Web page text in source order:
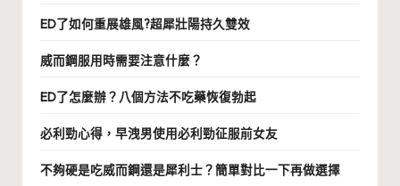
ED了如何重展雄風?超犀壯陽持久雙效
威而鋼服用時需要注意什麼？
ED了怎麼辦？八個方法不吃藥恢復勃起
必利勁心得，早洩男使用必利勁征服前女友
不夠硬是吃威而鋼還是犀利士？簡單對比一下再做選擇